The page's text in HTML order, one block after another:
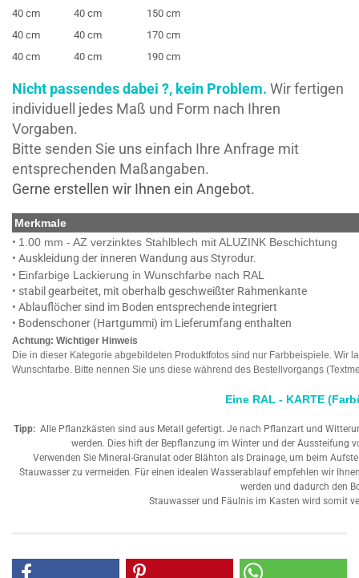
40 cm
40 cm
150 cm
40 cm
40 cm
170 cm
40 cm
40 cm 190 cm
Nicht passendes dabei ?, kein Problem. Wir fertigen
individuell jedes Maß und Form nach Ihren
Vorgaben.
Bitte senden Sie uns einfach Ihre Anfrage mit
entsprechenden Maßangaben.
Gerne erstellen wir Ihnen ein Angebot.
Merkmale
• 1.00 mm - AZ verzinktes Stahlblech mit ALUZINK Beschichtung
• Auskleidung der inneren Wandung aus Styrodur.
• Einfarbige Lackierung in Wunschfarbe nach RAL
• stabil gearbeitet, mit oberhalb geschweißter Rahmenkante
• Ablauflöcher sind im Boden entsprechende integriert
• Bodenschoner (Hartgummi) im Lieferumfang enthalten
Achtung: Wichtiger Hinweis
Die in dieser Kategorie abgebildeten Produktfotos sind nur Farbbeispiele. Wir
Wunschfarbe. Bitte nennen Sie uns diese während des Bestellvorgangs
Eine RAL - KARTE
Tipp: Alle Pflanzkästen sind aus Metall gefertigt. Je nach Pflanzart und
werden. Dies hift der Bepflanzung im Winter und der Aussteifung
Verwenden Sie Mineral-Granulat oder Blähton als Drainage, um beim
Stauwasser zu vermeiden. Für einen idealen Wasserablauf empfehlen wir
werden und dadurch den
Stauwasser und Fäulnis im Kasten wird somit